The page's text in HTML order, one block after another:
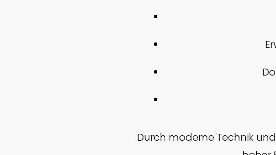
Durch moderne Technik